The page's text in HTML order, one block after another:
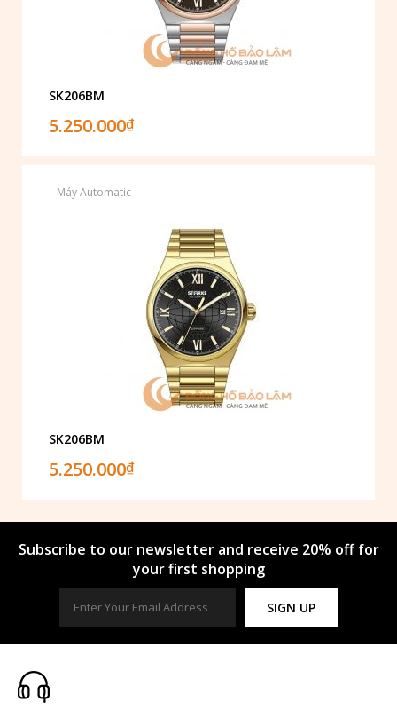
SK206BM
5.250.000₫
- Máy Automatic -
SK206BM
5.250.000₫
Subscribe to our newsletter and receive 20% off for
your first shopping
SIGN UP